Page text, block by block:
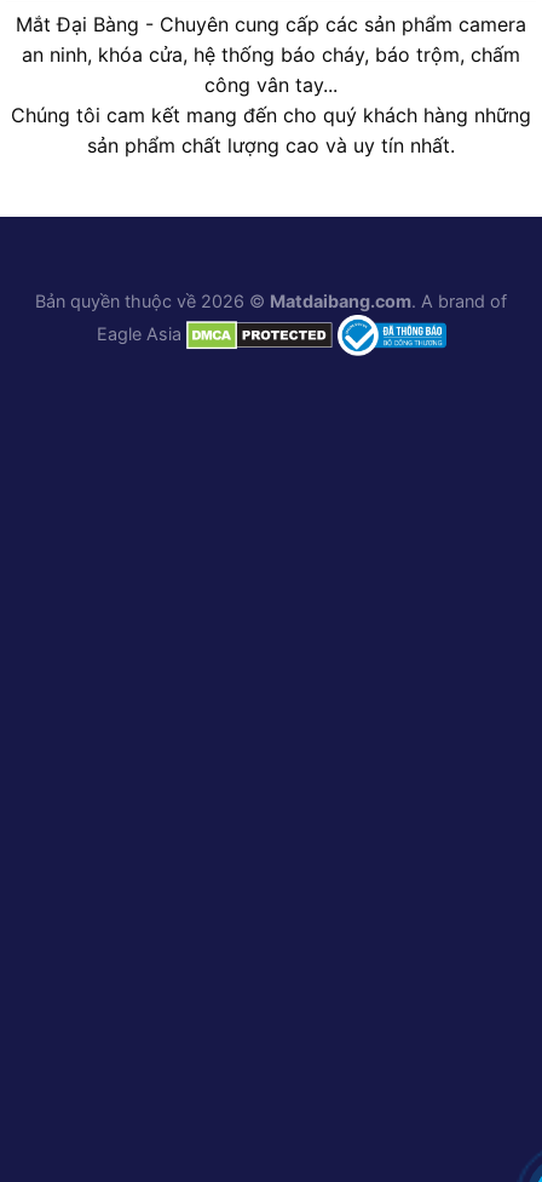
Mắt Đại Bàng - Chuyên cung cấp các sản phẩm camera
an ninh, khóa cửa, hệ thống báo cháy, báo trộm, chấm
công vân tay...
Chúng tôi cam kết mang đến cho quý khách hàng những
sản phẩm chất lượng cao và uy tín nhất.
Bản quyền thuộc về 2026 © Matdaibang.com. A brand of
Eagle Asia